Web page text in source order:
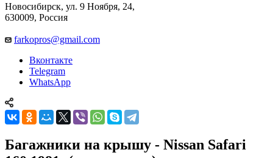
Новосибирск, ул. 9 Ноября, 24,
630009, Россия
farkopros@gmail.com
Вконтакте
Telegram
WhatsApp
Багажники на крышу - Nissan Safari